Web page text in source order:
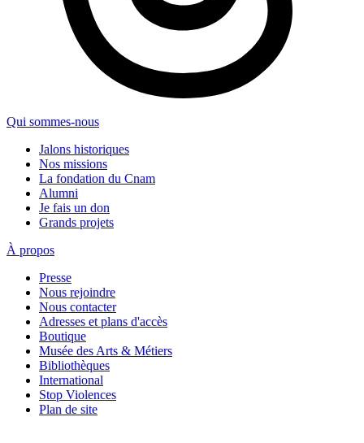
Qui sommes-nous
Jalons historiques
Nos missions
La fondation du Cnam
Alumni
Je fais un don
Grands projets
À propos
Presse
Nous rejoindre
Nous contacter
Adresses et plans d'accès
Boutique
Musée des Arts & Métiers
Bibliothèques
International
Stop Violences
Plan de site